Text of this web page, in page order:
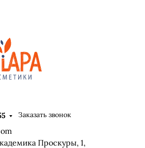
Заказать звонок
Проскуры, 1,